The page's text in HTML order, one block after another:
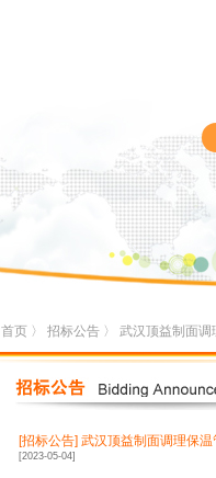
首页 〉 招标公告 〉 武汉顶益制面
[招标公告] 武汉顶益制面调理保
[2023-05-04]